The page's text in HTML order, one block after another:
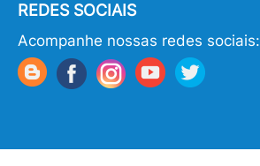
REDES SOCIAIS
Acompanhe nossas redes sociais: